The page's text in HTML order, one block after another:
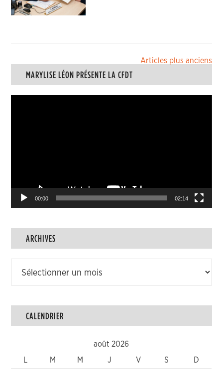
Navigation
des
articles
Articles plus anciens
MARYLISE LÉON PRÉSENTE LA CFDT
00:00 02:14
ARCHIVES
CALENDRIER
août 2026
M M J V S D